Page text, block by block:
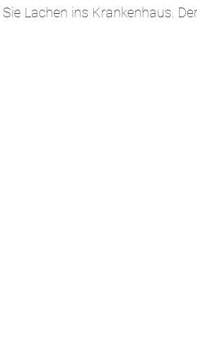
Lachen ins Krankenhaus.